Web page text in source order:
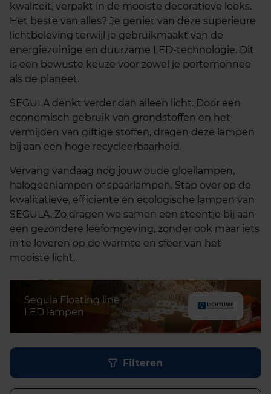
kwaliteit, verpakt in de mooiste decoratieve looks.
Het beste van alles? Je geniet van deze superieure
lichtbeleving terwijl je gebruikmaakt van de
energiezuinige en duurzame LED-technologie. Dit
is een bewuste keuze voor zowel je portemonnee
als de planeet.
SEGULA denkt verder dan alleen licht. Door een
economisch gebruik van grondstoffen en het
vermijden van giftige stoffen, dragen deze lampen
bij aan een hoge recycleerbaarheid.
Vervang vandaag nog jouw oude gloeilampen,
halogeenlampen of spaarlampen. Stap over op de
kwalitatieve, efficiënte én ecologische lampen van
SEGULA. Zo dragen we samen een steentje bij aan
een gezondere leefomgeving, zonder ook maar iets
in te leveren op de warmte en sfeer van het
mooiste licht.
Segula Floating line
LED lampen
Filteren